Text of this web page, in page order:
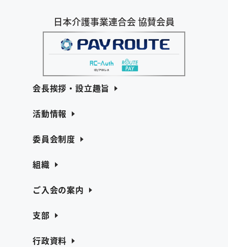
日本介護事業連合会 協賛会員
会長挨拶・設立趣旨
活動情報
委員会制度
組織
ご入会の案内
支部
行政資料